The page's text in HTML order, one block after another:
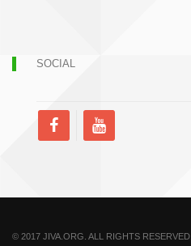
SOCIAL
© 2017 JIVA.ORG. ALL RIGHTS RESERVED.